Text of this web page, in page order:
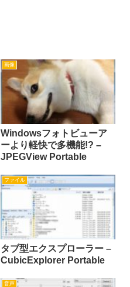
画像
Windowsフォトビューア
ーより軽快で多機能!? –
JPEGView Portable
ファイル
タブ型エクスプローラー –
CubicExplorer Portable
音声